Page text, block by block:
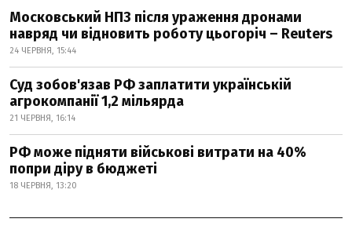
Московський НПЗ після ураження дронами
навряд чи відновить роботу цьогоріч – Reuters
24 ЧЕРВНЯ, 15:44
Суд зобов'язав РФ заплатити українській
агрокомпанії 1,2 мільярда
21 ЧЕРВНЯ, 16:14
РФ може підняти військові витрати на 40%
попри діру в бюджеті
18 ЧЕРВНЯ, 13:20